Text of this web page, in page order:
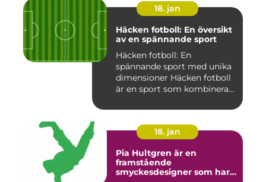
18. jan
Häcken fotboll: En översikt
av en spännande sport
Häcken fotboll: En
spännande sport med unika
dimensioner Häcken fotboll
är en sport som kombinerar
18. jan
Pia Hultgren är en
framstående
smyckesdesigner som har